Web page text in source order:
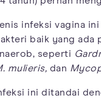
infeksi vagina
baik yang ada
seperti
mulieris, dan
ini ditandai